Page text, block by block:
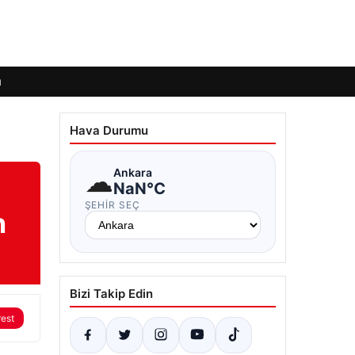
Hava Durumu
☁Ankara
NaN°C
ŞEHIR SEÇ
Bizi Takip Edin